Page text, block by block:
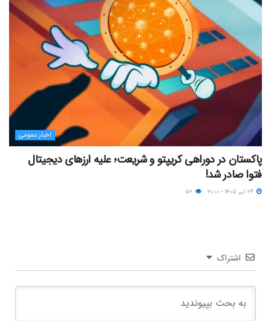
اخبار عمومی
پاکستان در دوراهی کریپتو و شریعت؛ علیه ارزهای دیجیتال
فتوا صادر شد!
اشتراک